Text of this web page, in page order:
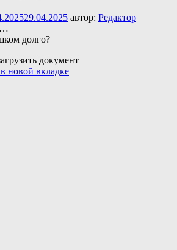
29.04.2025 автор: Редактор
долго?
документ
новой вкладке